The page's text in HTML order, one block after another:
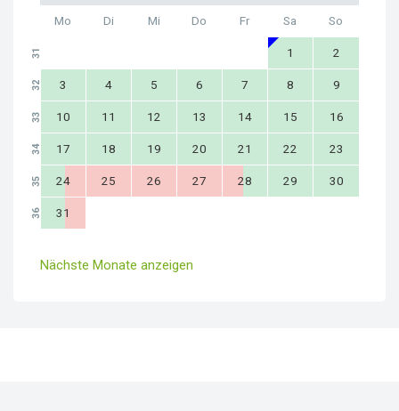
Mo Di Mi Do Fr Sa So
31 1 2
32 3 4 5 6 7 8 9
33 10 11 12 13 14 15 16
34 17 18 19 20 21 22 23
35 24 25 26 27 28 29 30
36 31
Nächste Monate anzeigen